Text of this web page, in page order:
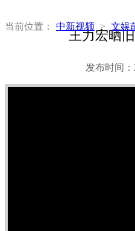
当前位置： 中新视频 > 文娱
王力宏晒
发布时间：